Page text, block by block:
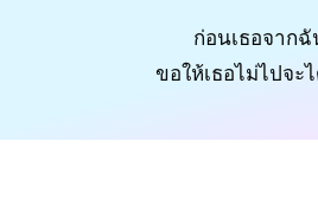
ก่อนเธอจากฉั
ขอให้เธอไม่ไปจะ